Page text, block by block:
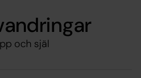
och själ